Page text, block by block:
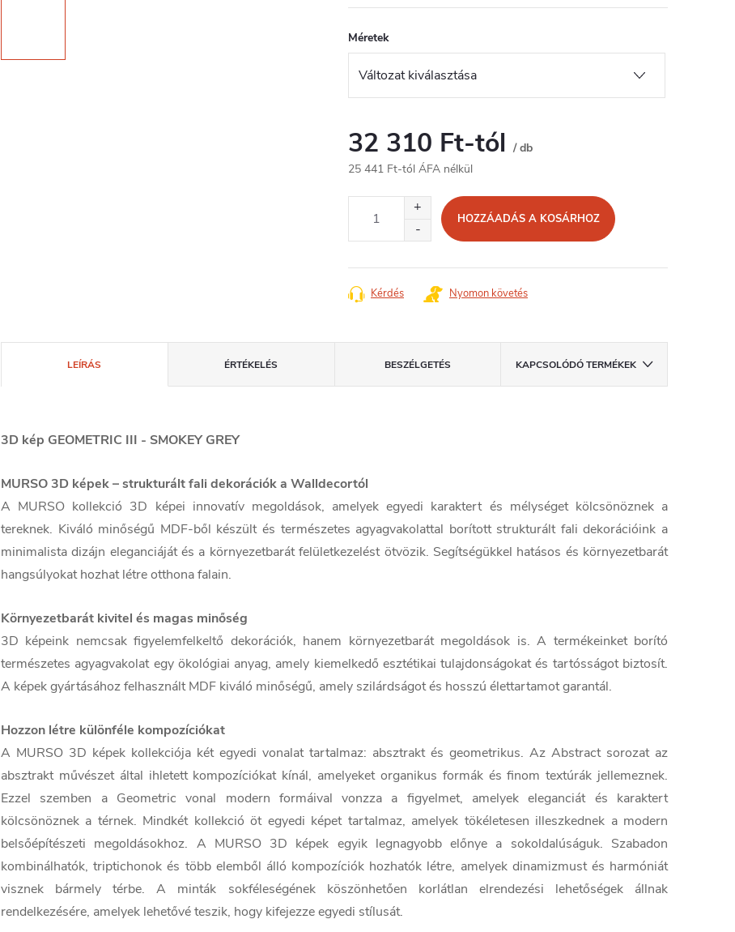
Méretek
32 310 Ft-tól / db
25 441 Ft-tól ÁFA nélkül
HOZZÁADÁS A KOSÁRHOZ
Kérdés Nyomon követés
LEÍRÁS ÉRTÉKELÉS BESZÉLGETÉS KAPCSOLÓDÓ TERMÉKEK
3D kép GEOMETRIC III - SMOKEY GREY
MURSO 3D képek – strukturált fali dekorációk a Walldecortól
A MURSO kollekció 3D képei innovatív megoldások, amelyek egyedi karaktert és mélységet kölcsönöznek a
tereknek. Kiváló minőségű MDF-ből készült és természetes agyagvakolattal borított strukturált fali dekorációink a
minimalista dizájn eleganciáját és a környezetbarát felületkezelést ötvözik. Segítségükkel hatásos és környezetbarát
hangsúlyokat hozhat létre otthona falain.
Környezetbarát kivitel és magas minőség
3D képeink nemcsak figyelemfelkeltő dekorációk, hanem környezetbarát megoldások is. A termékeinket borító
természetes agyagvakolat egy ökológiai anyag, amely kiemelkedő esztétikai tulajdonságokat és tartósságot biztosít.
A képek gyártásához felhasznált MDF kiváló minőségű, amely szilárdságot és hosszú élettartamot garantál.
Hozzon létre különféle kompozíciókat
A MURSO 3D képek kollekciója két egyedi vonalat tartalmaz: absztrakt és geometrikus. Az Abstract sorozat az
absztrakt művészet által ihletett kompozíciókat kínál, amelyeket organikus formák és finom textúrák jellemeznek.
Ezzel szemben a Geometric vonal modern formáival vonzza a figyelmet, amelyek eleganciát és karaktert
kölcsönöznek a térnek. Mindkét kollekció öt egyedi képet tartalmaz, amelyek tökéletesen illeszkednek a modern
belsőépítészeti megoldásokhoz. A MURSO 3D képek egyik legnagyobb előnye a sokoldalúságuk. Szabadon
kombinálhatók, triptichonok és több elemből álló kompozíciók hozhatók létre, amelyek dinamizmust és harmóniát
visznek bármely térbe. A minták sokféleségének köszönhetően korlátlan elrendezési lehetőségek állnak
rendelkezésére, amelyek lehetővé teszik, hogy kifejezze egyedi stílusát.